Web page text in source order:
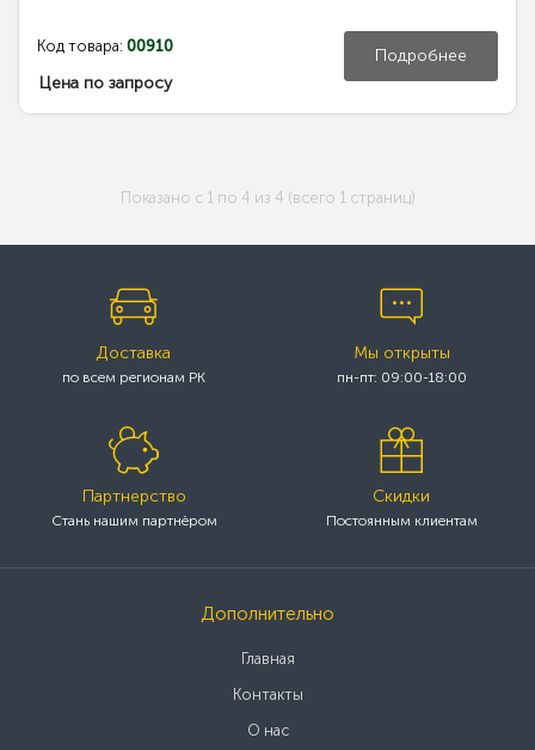
Код товара: 00910
Цена по запросу
Подробнее
Показано с 1 по 4 из 4 (всего 1 страниц)
Доставка
по всем регионам РК
Мы открыты
пн-пт: 09:00-18:00
Партнерство
Стань нашим партнёром
Скидки
Постоянным клиентам
Дополнительно
Главная
Контакты
О нас